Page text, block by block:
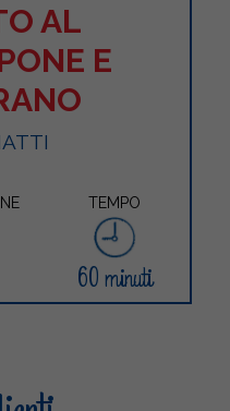
AL
E
TEMPO
60 minuti